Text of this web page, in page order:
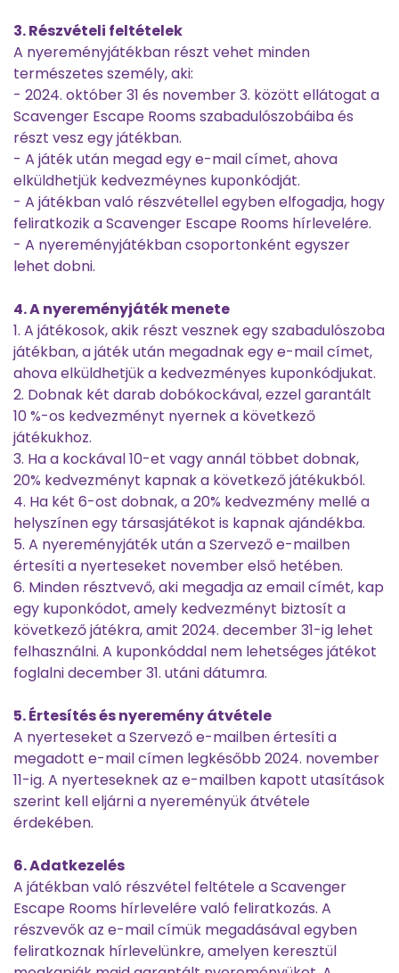
3. Részvételi feltételek
A nyereményjátékban részt vehet minden
természetes személy, aki:
- 2024. október 31 és november 3. között ellátogat a
Scavenger Escape Rooms szabadulószobáiba és
részt vesz egy játékban.
- A játék után megad egy e-mail címet, ahova
elküldhetjük kedvezméynes kuponkódját.
- A játékban való részvétellel egyben elfogadja, hogy
feliratkozik a Scavenger Escape Rooms hírlevelére.
- A nyereményjátékban csoportonként egyszer
lehet dobni.
4. A nyereményjáték menete
1. A játékosok, akik részt vesznek egy szabadulószoba
játékban, a játék után megadnak egy e-mail címet,
ahova elküldhetjük a kedvezményes kuponkódjukat.
2. Dobnak két darab dobókockával, ezzel garantált
10 %-os kedvezményt nyernek a következő
játékukhoz.
3. Ha a kockával 10-et vagy annál többet dobnak,
20% kedvezményt kapnak a következő játékukból.
4. Ha két 6-ost dobnak, a 20% kedvezmény mellé a
helyszínen egy társasjátékot is kapnak ajándékba.
5. A nyereményjáték után a Szervező e-mailben
értesíti a nyerteseket november első hetében.
6. Minden résztvevő, aki megadja az email címét, kap
egy kuponkódot, amely kedvezményt biztosít a
következő játékra, amit 2024. december 31-ig lehet
felhasználni. A kuponkóddal nem lehetséges játékot
foglalni december 31. utáni dátumra.
5. Értesítés és nyeremény átvétele
A nyerteseket a Szervező e-mailben értesíti a
megadott e-mail címen legkésőbb 2024. november
11-ig. A nyerteseknek az e-mailben kapott utasítások
szerint kell eljárni a nyereményük átvétele
érdekében.
6. Adatkezelés
A játékban való részvétel feltétele a Scavenger
Escape Rooms hírlevelére való feliratkozás. A
részvevők az e-mail címük megadásával egyben
feliratkoznak hírlevelünkre, amelyen keresztül